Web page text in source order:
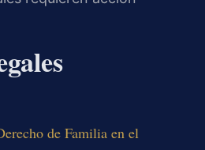
de Familia en el